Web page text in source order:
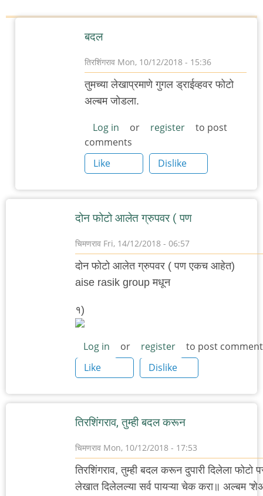
बदल
तिरशिंगराव Mon, 10/12/2018 - 15:36
In
reply
आता
दिसतोय
फोटो,
काय
केला
by
चिमणराव
तुमच्या लेखाप्रमाणे गुगल ड्राईव्हवर फोटो
अल्बम जोडला.
Log in or register
to post
comments
Like
Dislike
दोन फोटो आलेत ग्रुपवर ( पण
चिमणराव Fri, 14/12/2018 - 06:57
दोन फोटो आलेत ग्रुपवर ( पण एकच आहेत)
aise rasik group मधून
१)
Log in or register
to post
Like
Dislike
तिरशिंगराव, तुम्ही बदल करून
चिमणराव Mon, 10/12/2018 - 17:53
तिरशिंगराव, तुम्ही बदल करून दुपारी दिलेला फोटो
लेखात दिलेलल्या सर्व पायऱ्या चेक करा॥ अल्बम